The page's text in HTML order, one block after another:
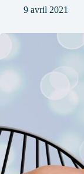
9 avril 2021